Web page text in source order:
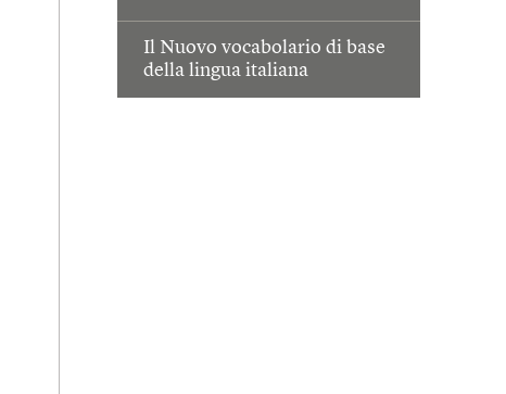
Il Nuovo vocabolario di base
della lingua italiana